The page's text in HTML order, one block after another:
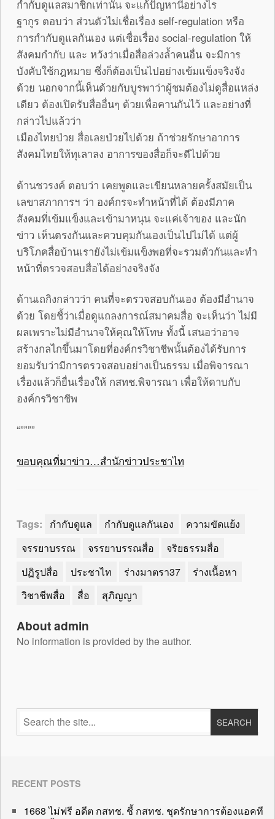
กำกับดูแลสมาชิกเท่านั้น จะแก้ปัญหานี้อย่างไร
ฐากูร ตอบว่า ส่วนตัวไม่เชื่อเรื่อง self-regulation หรือ
การกำกับดูแลกันเอง แต่เชื่อเรื่อง social-regulation ให้
สังคมกำกับ และ หวังว่าเมื่อสื่อล่วงล้ำคนอื่น จะมีการ
บังคับใช้กฎหมาย ซึ่งก็ต้องเป็นไปอย่างเข้มแข็งจริงจัง
ด้วย นอกจากนี้เห็นด้วยกับบูรพาว่าผู้ชมต้องไม่ดูสื่อแหล่ง
เดียว ต้องเปิดรับสื่ออื่นๆ ด้วยเพื่อคานกันไว้ และอย่างที่
กล่าวไปแล้วว่า
เมืองไทยป่วย สื่อเลยป่วยไปด้วย ถ้าช่วยรักษาอาการ
สังคมไทยให้ทุเลาลง อาการของสื่อก็จะดีไปด้วย
ด้านชวรงค์ ตอบว่า เคยพูดและเขียนหลายครั้งสมัยเป็น
เลขาสภาการฯ ว่า องค์กรจะทำหน้าที่ได้ ต้องมีภาค
สังคมที่เข้มแข็งและเข้ามาหนุน จะแค่เจ้าของ และนัก
ข่าว เห็นตรงกันและควบคุมกันเองเป็นไปไม่ได้ แต่ผู้
บริโภคสื่อบ้านเรายังไม่เข้มแข็งพอที่จะรวมตัวกันและทำ
หน้าที่ตรวจสอบสื่อได้อย่างจริงจัง
ด้านเถกิงกล่าวว่า คนที่จะตรวจสอบกันเอง ต้องมีอำนาจ
ด้วย โดยชี้ว่าเมื่อดูแถลงการณ์สมาคมสื่อ จะเห็นว่า ไม่มี
ผลเพราะไม่มีอำนาจให้คุณให้โทษ ทั้งนี้ เสนอว่าอาจ
สร้างกลไกขึ้นมาโดยที่องค์กรวิชาชีพนั้นต้องได้รับการ
ยอมรับว่ามีการตรวจสอบอย่างเป็นธรรม เมื่อพิจารณา
เรื่องแล้วก็ยื่นเรื่องให้ กสทช.พิจารณา เพื่อให้ดาบกับ
องค์กรวิชาชีพ
“””””
ขอบคุณที่มาข่าว…สำนักข่าวประชาไท
Tags: กำกับดูแล กำกับดูแลกันเอง
ความขัดแย้ง
จรรยาบรรณ
จรรยาบรรณสื่อ
จริยธรรมสื่อ
ปฏิรูปสื่อ
ประชาไท ร่างมาตรา37
ร่างเนื้อหา
วิชาชีพสื่อ
สื่อ สุภิญญา
About admin
No information is provided by the author.
RECENT POSTS
1668 ไม่ฟรี อดีต กสทช. ชี้ กสทช. ชุดรักษาการต้องแอคที